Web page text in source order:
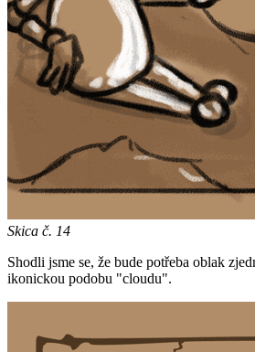
Skica č. 14
Shodli jsme se, že bude potřeba oblak
ikonickou podobu "cloudu".